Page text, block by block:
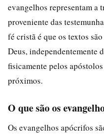
evangelhos representam a
proveniente das
fé cristã é que os textos
Deus, independentemente
fisicamente pelos
próximos.
O que são os
Os evangelhos apócrifos